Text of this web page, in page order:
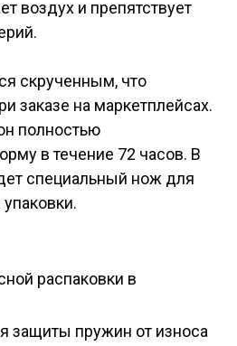
воздух и препятствует
скрученным, что
заказе на маркетплейсах.
полностью
в течение 72 часов. В
специальный нож для
упаковки.
распаковки в
защиты пружин от износа